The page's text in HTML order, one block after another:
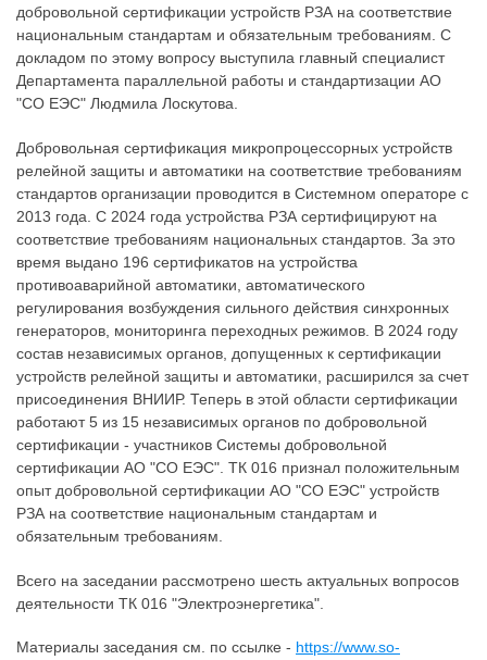
добровольной сертификации устройств РЗА на соответствие
национальным стандартам и обязательным требованиям. С
докладом по этому вопросу выступила главный специалист
Департамента параллельной работы и стандартизации АО
"СО ЕЭС" Людмила Лоскутова.
Добровольная сертификация микропроцессорных устройств
релейной защиты и автоматики на соответствие требованиям
стандартов организации проводится в Системном операторе с
2013 года. С 2024 года устройства РЗА сертифицируют на
соответствие требованиям национальных стандартов. За это
время выдано 196 сертификатов на устройства
противоаварийной автоматики, автоматического
регулирования возбуждения сильного действия синхронных
генераторов, мониторинга переходных режимов. В 2024 году
состав независимых органов, допущенных к сертификации
устройств релейной защиты и автоматики, расширился за счет
присоединения ВНИИР. Теперь в этой области сертификации
работают 5 из 15 независимых органов по добровольной
сертификации - участников Системы добровольной
сертификации АО "СО ЕЭС". ТК 016 признал положительным
опыт добровольной сертификации АО "СО ЕЭС" устройств
РЗА на соответствие национальным стандартам и
обязательным требованиям.
Всего на заседании рассмотрено шесть актуальных вопросов
деятельности ТК 016 "Электроэнергетика".
Материалы заседания см. по ссылке - https://www.so-